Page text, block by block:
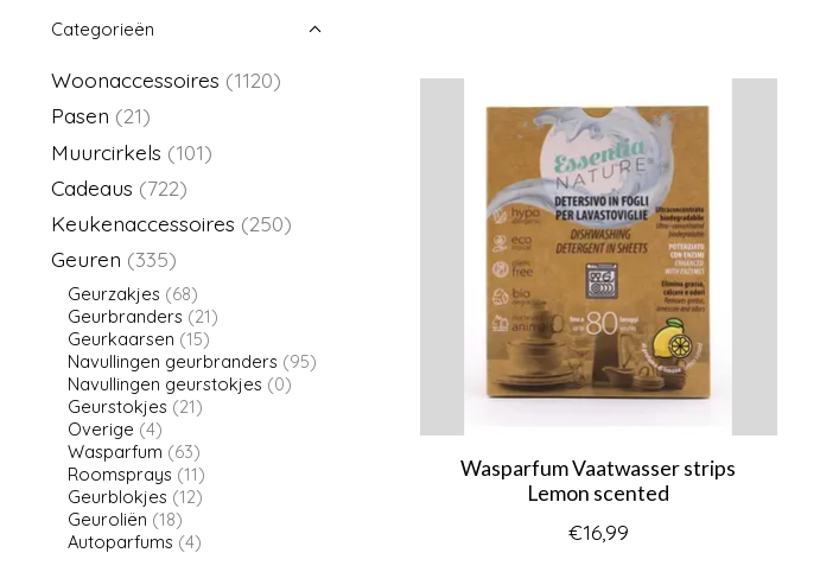
Categorieën
Woonaccessoires (1120)
Pasen (21)
Muurcirkels (101)
Cadeaus (722)
Keukenaccessoires (250)
Geuren (335)
Geurzakjes (68)
Geurbranders (21)
Geurkaarsen (15)
Navullingen geurbranders (95)
Navullingen geurstokjes (0)
Geurstokjes (21)
Overige (4)
Wasparfum (63)
Roomsprays (11)
Geurblokjes (12)
Geuroliën (18)
Autoparfums (4)
Wasparfum Vaatwasser strips
Lemon scented
€16,99